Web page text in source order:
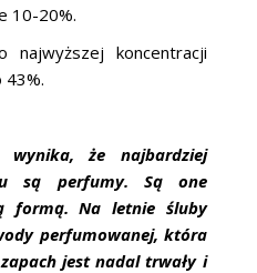
10-20%.
najwyższej koncentracji
43%.
wynika, że najbardziej
są perfumy. Są one
formą. Na letnie śluby
perfumowanej, która
jest nadal trwały i